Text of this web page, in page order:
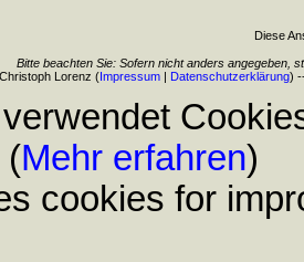
Diese
Bitte beachten Sie: Sofern nicht anders angegeben,
Lorenz (Impressum | Datenschutzerklärung)
(Mehr erfahren)
cookies for